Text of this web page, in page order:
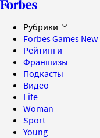
Рубрики
Forbes Games New
Рейтинги
Франшизы
Подкасты
Видео
Life
Woman
Sport
Young